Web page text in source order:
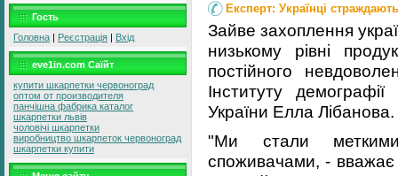
Гость
Головна | Реєстрація | Вхід
eve1in.com Саїйт
купити шкарпетки червоноград
оптом от производителя
панчішна фабрика каталог
шкарпетки львів
чоловічі шкарпетки
виробництво шкарпеток червоноград
шкарпетки купити
Експерт: Українці
Зайве захоплення
низькому рівні
постійного
Інституту
України Елла Лібанова.
"Ми стали
споживачами, - вважає